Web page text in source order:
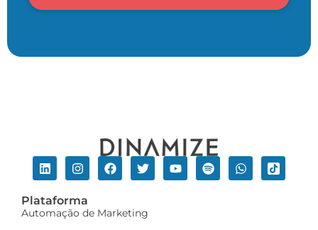
Plataforma
Automação de Marketing